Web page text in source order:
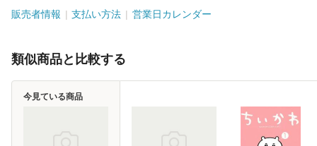
販売者情報 支払い方法 営業日カレンダー
類似商品と比較する
今見ている商品